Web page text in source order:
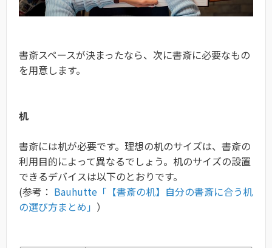
書斎スペースが決まったなら、次に書斎に必要なもの
を用意します。
机
書斎には机が必要です。理想の机のサイズは、書斎の
利用目的によって異なるでしょう。机のサイズの設置
できるデバイスは以下のとおりです。
(参考： Bauhutte「【書斎の机】自分の書斎に合う机
の選び方まとめ」 ）